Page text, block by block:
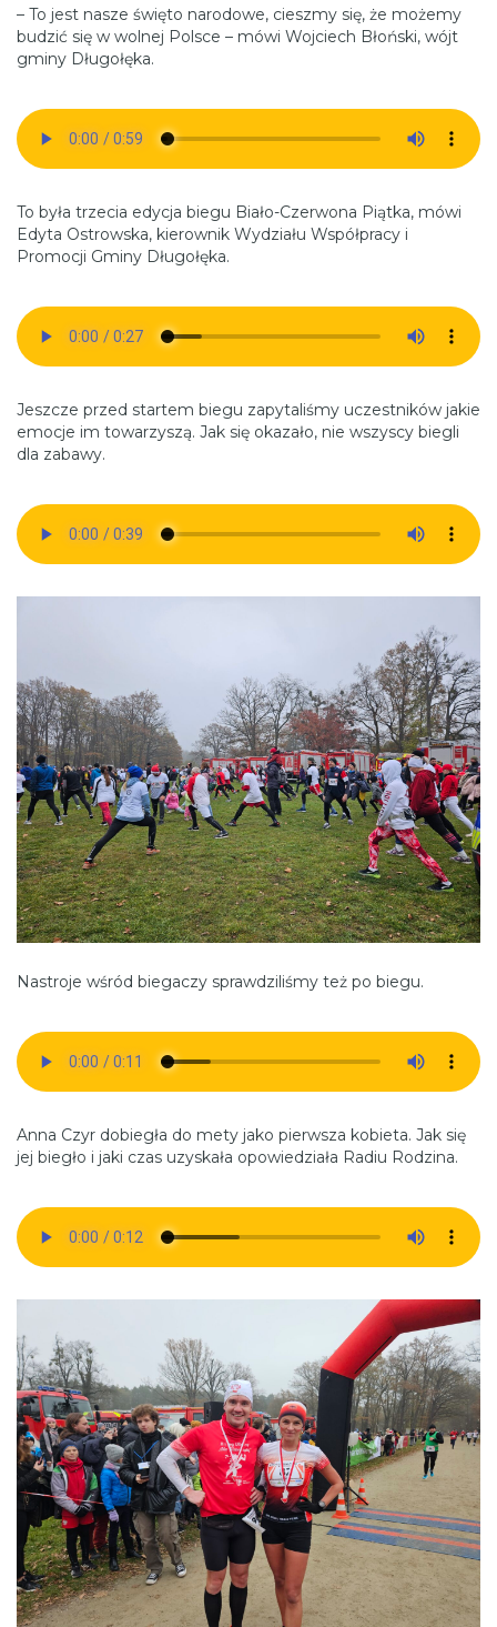
– To jest nasze święto narodowe, cieszmy się, że możemy
budzić się w wolnej Polsce – mówi Wojciech Błoński, wójt
gminy Długołęka.
To była trzecia edycja biegu Biało-Czerwona Piątka, mówi
Edyta Ostrowska, kierownik Wydziału Współpracy i
Promocji Gminy Długołęka.
Jeszcze przed startem biegu zapytaliśmy uczestników jakie
emocje im towarzyszą. Jak się okazało, nie wszyscy biegli
dla zabawy.
Nastroje wśród biegaczy sprawdziliśmy też po biegu.
Anna Czyr dobiegła do mety jako pierwsza kobieta. Jak się
jej biegło i jaki czas uzyskała opowiedziała Radiu Rodzina.